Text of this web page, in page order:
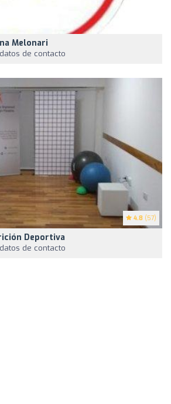
Melonari
de contacto
4.8 (57)
Deportiva
de contacto